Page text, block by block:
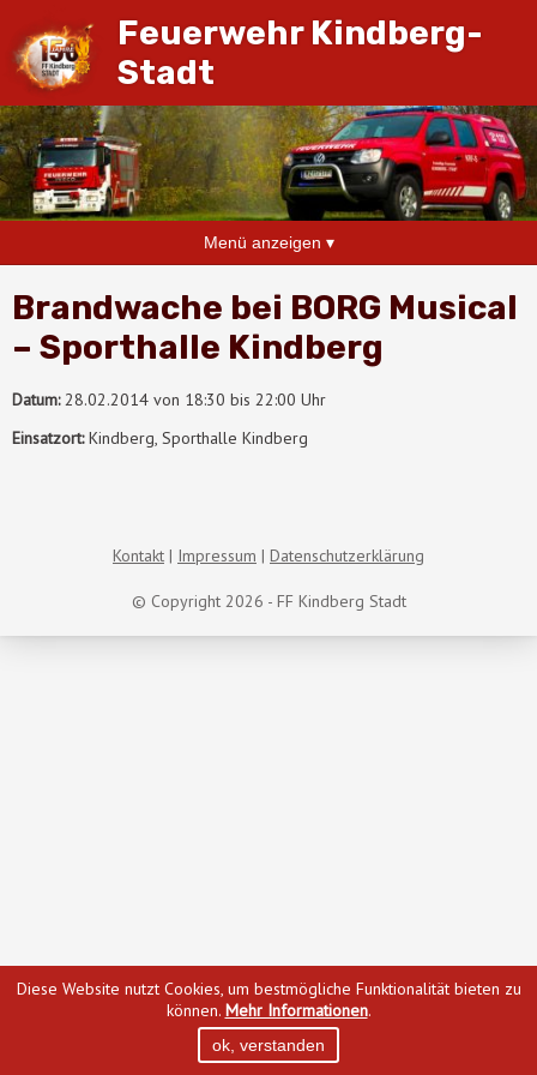
Feuerwehr Kindberg-
Stadt
Menü anzeigen ▾
Brandwache bei BORG Musical
– Sporthalle Kindberg
Datum:28.02.2014 von 18:30 bis 22:00 Uhr
Einsatzort:Kindberg, Sporthalle Kindberg
© Copyright 2026 - FF Kindberg Stadt
Kontakt Impressum Datenschutzerklärung
Diese Website nutzt Cookies, um bestmögliche Funktionalität bieten zu
können. Mehr Informationen.
ok, verstanden